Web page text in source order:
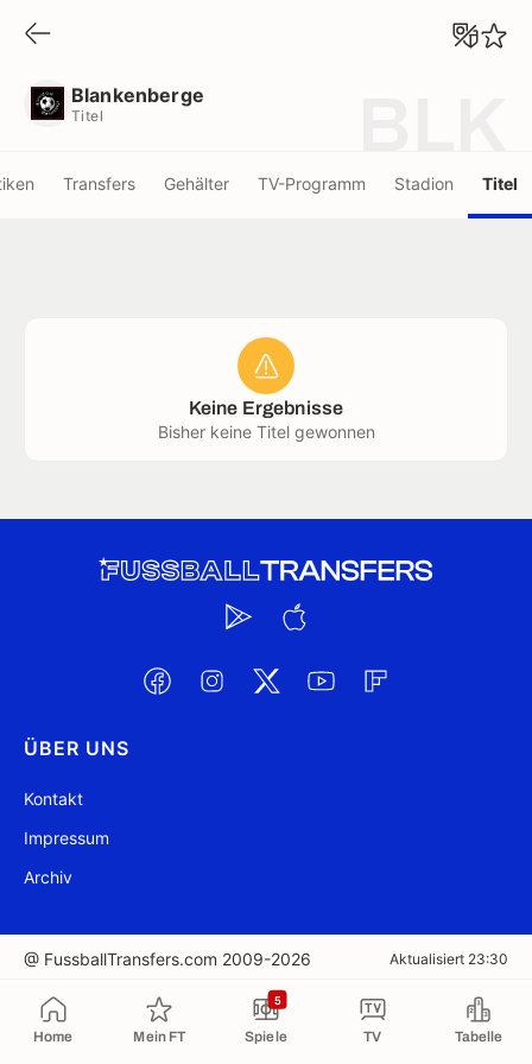
Home Mein FT Spiele
5
TV Tabelle
Blankenberge
Titel
Transfers Gehälter TV-Programm Stadion Titel
Keine Ergebnisse
Bisher keine Titel gewonnen
ÜBER UNS
Kontakt
Impressum
Archiv
@ FussballTransfers.com 2009-2026 Aktualisiert 23:30
In die Zwischenablage kopiert